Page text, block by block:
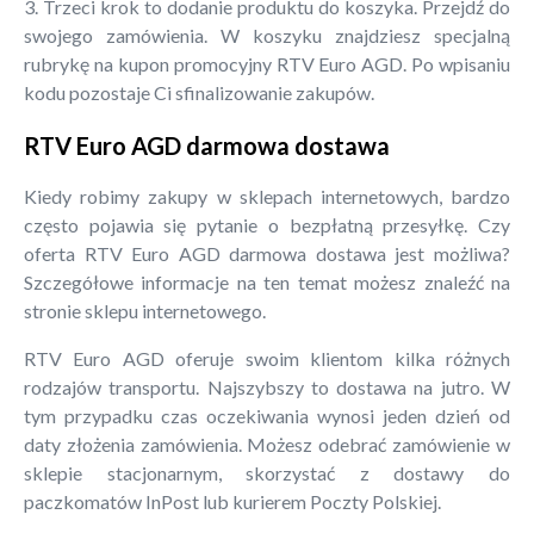
3. Trzeci krok to dodanie produktu do koszyka. Przejdź do
swojego zamówienia. W koszyku znajdziesz specjalną
rubrykę na kupon promocyjny RTV Euro AGD. Po wpisaniu
kodu pozostaje Ci sfinalizowanie zakupów.
RTV Euro AGD darmowa dostawa
Kiedy robimy zakupy w sklepach internetowych, bardzo
często pojawia się pytanie o bezpłatną przesyłkę. Czy
oferta RTV Euro AGD darmowa dostawa jest możliwa?
Szczegółowe informacje na ten temat możesz znaleźć na
stronie sklepu internetowego.
RTV Euro AGD oferuje swoim klientom kilka różnych
rodzajów transportu. Najszybszy to dostawa na jutro. W
tym przypadku czas oczekiwania wynosi jeden dzień od
daty złożenia zamówienia. Możesz odebrać zamówienie w
sklepie stacjonarnym, skorzystać z dostawy do
paczkomatów InPost lub kurierem Poczty Polskiej.